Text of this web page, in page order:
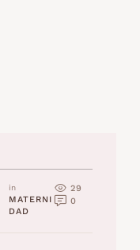
in
MATERNI
DAD
29
0